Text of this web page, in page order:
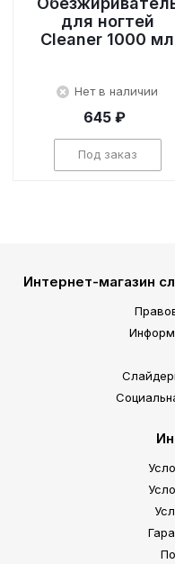
для ногтей
Cleaner 1000 мл
Нет в наличии
645 ₽
Под заказ
Интернет-магазин